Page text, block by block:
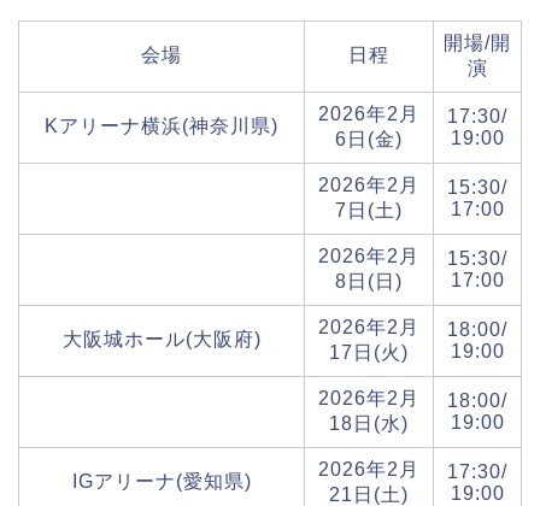
会場 日程
開場/開
演
Kアリーナ横浜(神奈川県)
2026年2月
6日(金)
17:30/
19:00
2026年2月
7日(土)
15:30/
17:00
2026年2月
8日(日)
15:30/
17:00
大阪城ホール(大阪府)
2026年2月
17日(火)
18:00/
19:00
2026年2月
18日(水)
18:00/
19:00
IGアリーナ(愛知県)
2026年2月
21日(土)
17:30/
19:00